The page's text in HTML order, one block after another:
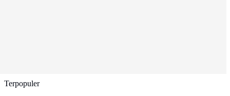
Terpopuler